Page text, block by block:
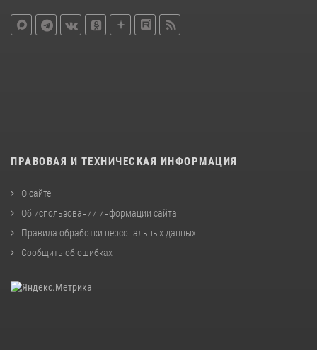
ПРАВОВАЯ И ТЕХНИЧЕСКАЯ ИНФОРМАЦИЯ
О сайте
Об использовании информации сайта
Правила обработки персональных данных
Сообщить об ошибках